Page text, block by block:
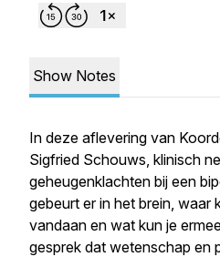
Show Notes
In deze aflevering van
Sigfried Schouws, klinisch
geheugenklachten bij een
gebeurt er in het brein, waar
vandaan en wat kun je
gesprek dat wetenschap en